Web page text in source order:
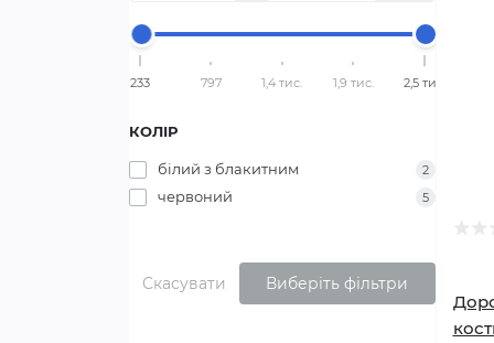
233 797 1,4 тис. 1,9 тис. 2,5 тис.
КОЛІР
білий з блакитним 2
червоний 5
Скасувати Виберіть фільтри